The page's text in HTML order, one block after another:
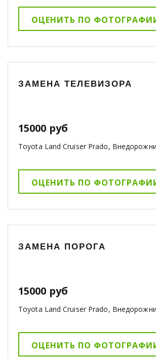
ОЦЕНИТЬ ПО
ЗАМЕНА ТЕЛЕВИЗОРА
15000 руб
Toyota Land Cruiser Prado,
ОЦЕНИТЬ ПО
ЗАМЕНА ПОРОГА
15000 руб
Toyota Land Cruiser Prado,
ОЦЕНИТЬ ПО